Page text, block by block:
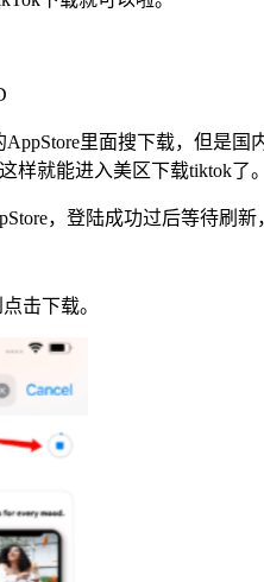
里面搜下载，但是
样就能进入美区下载tiktok了。
，登陆成功过后等待刷新
击下载。